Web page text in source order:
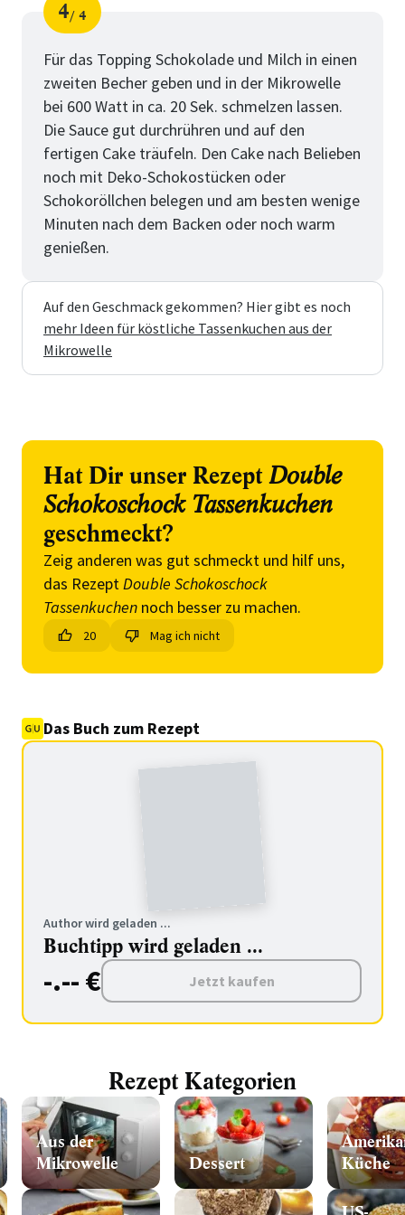
Schritt
4
von
4
Für das Topping Schokolade und Milch in einen
zweiten Becher geben und in der Mikrowelle
bei 600 Watt in ca. 20 Sek. schmelzen lassen.
Die Sauce gut durchrühren und auf den
fertigen Cake träufeln. Den Cake nach Belieben
noch mit Deko-Schokostücken oder
Schokoröllchen belegen und am besten wenige
Minuten nach dem Backen oder noch warm
genießen.
Auf den Geschmack gekommen? Hier gibt es noch
mehr Ideen für köstliche Tassenkuchen aus der
Mikrowelle
Hat Dir unser Rezept Double
Schokoschock Tassenkuchen
geschmeckt?
Zeig anderen was gut schmeckt und hilf uns,
das RezeptDouble Schokoschock
Tassenkuchen noch besser zu machen.
20 Mag ich nicht
Das Buch zum Rezept
Author wird geladen ...
Buchtipp wird geladen ...
-.-- € Jetzt kaufen
Rezept Kategorien
Aus der
Mikrowelle
Dessert
Küche